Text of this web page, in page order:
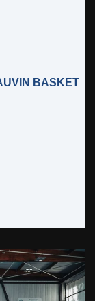
BASKET